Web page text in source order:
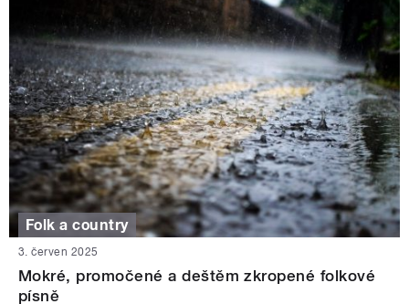
Folk a country
3. červen 2025
Mokré, promočené a deštěm zkropené folkové
písně